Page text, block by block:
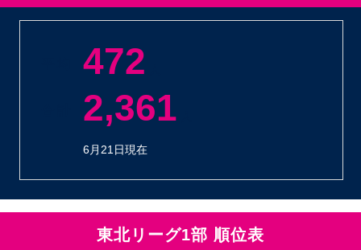
472
2,361
6月21日現在
東北リーグ1部 順位表